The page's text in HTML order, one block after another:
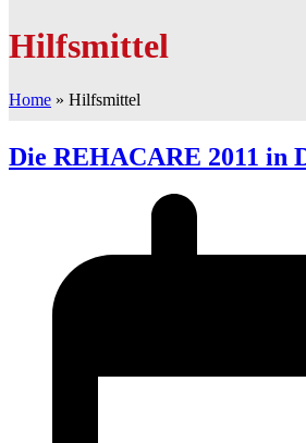
Hilfsmittel
Home » Hilfsmittel
Die REHACARE 2011 in